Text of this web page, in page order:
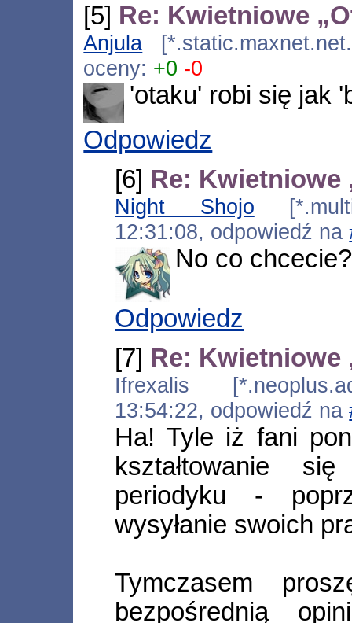
[5] Re: Kwietniowe
Anjula
oceny: +0 -0
'otaku' robi się jak
Odpowiedz
[6] Re: Kwietniowe
Night Shojo
12:31:08, odpowiedź na
No co
Odpowiedz
[7] Re: Kwietniowe
Ifrexalis
13:54:22, odpowiedź na
Ha! Tyle iż fani
kształtowanie
periodyku -
wysyłanie swoich
Tymczasem
bezpośrednią